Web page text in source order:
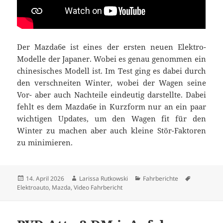
Der Mazda6e ist eines der ersten neuen Elektro-
Modelle der Japaner. Wobei es genau genommen ein
chinesisches Modell ist. Im Test ging es dabei durch
den verschneiten Winter, wobei der Wagen seine
Vor- aber auch Nachteile eindeutig darstellte. Dabei
fehlt es dem Mazda6e in Kurzform nur an ein paar
wichtigen Updates, um den Wagen fit für den
Winter zu machen aber auch kleine Stör-Faktoren
zu minimieren.
Veröffentlicht
am
14. April 2026 Autor
Larissa Rutkowski Kategorien
Fahrberichte
Elektroauto, Mazda,Video Fahrbericht